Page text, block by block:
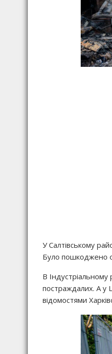
У Салтівському
Було пошкоджено
В Індустріальному
постраждалих. А у
відомостями